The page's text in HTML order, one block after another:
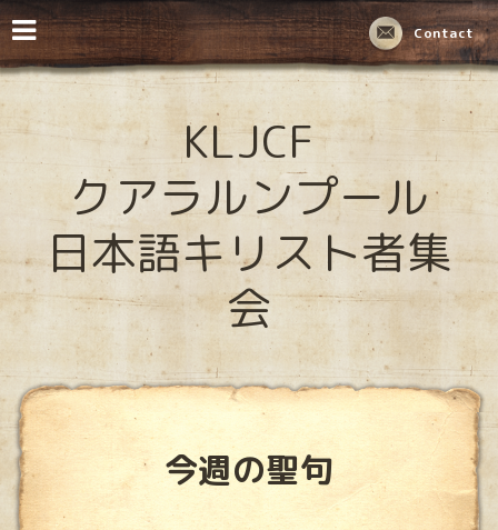
Contact
KLJCF
クアラルンプール
日本語キリスト者集
会
今週の聖句